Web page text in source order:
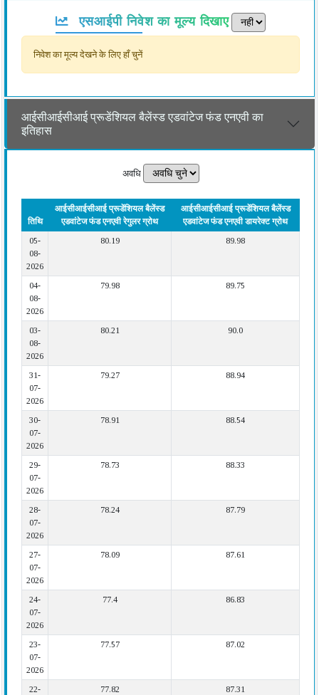
एसआईपी निवेश का मूल्य दिखाए
निवेश का मूल्य देखने के लिए हाँ चुनें
आईसीआईसीआई प्रूडेंशियल बैलेंस्ड एडवांटेज फंड एनएवी का
इतिहास
अवधि
तिथि
आईसीआईसीआई प्रूडेंशियल बैलेंस्ड
एडवांटेज फंड एनएवी रेगुलर ग्रोथ
आईसीआईसीआई प्रूडेंशियल बैलेंस्ड
एडवांटेज फंड एनएवी डायरेक्ट ग्रोथ
05-
08-
2026
80.19 89.98
04-
08-
2026
79.98 89.75
03-
08-
2026
80.21 90.0
31-
07-
2026
79.27 88.94
30-
07-
2026
78.91 88.54
29-
07-
2026
78.73 88.33
28-
07-
2026
78.24 87.79
27-
07-
2026
78.09 87.61
24-
07-
2026
77.4 86.83
23-
07-
2026
77.57 87.02
22-
77.82 87.31